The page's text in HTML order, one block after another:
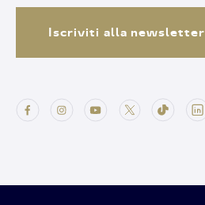
Iscriviti alla newsletter